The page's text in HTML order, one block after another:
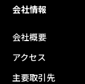
会社情報
会社概要
アクセス
主要取引先